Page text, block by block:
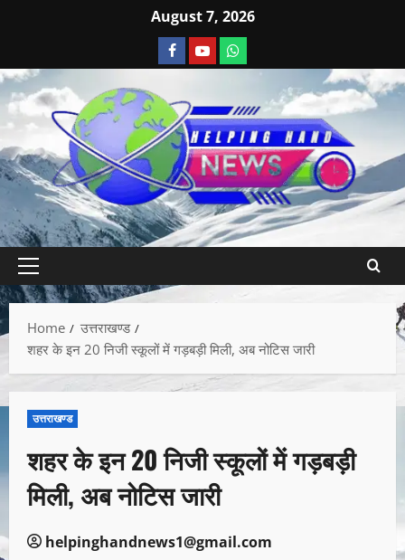
August 7, 2026
Home
उत्तराखण्ड
शहर के इन 20 निजी स्कूलों में गड़बड़ी मिली, अब नोटिस जारी
उत्तराखण्ड
शहर के इन 20 निजी स्कूलों में गड़बड़ी
मिली, अब नोटिस जारी
helpinghandnews1@gmail.com